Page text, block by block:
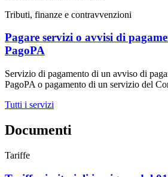
Tributi, finanze e contravvenzioni
Pagare servizi o avvisi di
PagoPA
Servizio di pagamento di un avviso di
PagoPA o pagamento di un servizio del
Tutti i servizi
Documenti
Tariffe